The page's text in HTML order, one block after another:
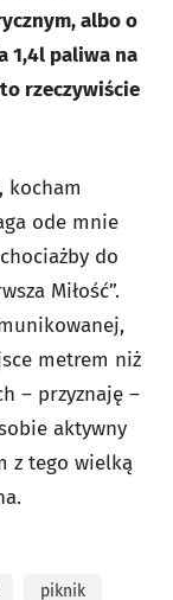
albo o
1,4l paliwa na
rzeczywiście
kocham
ode mnie
do
Miłość”.
metrem niż
– przyznaję –
aktywny
z tego wielką
piknik